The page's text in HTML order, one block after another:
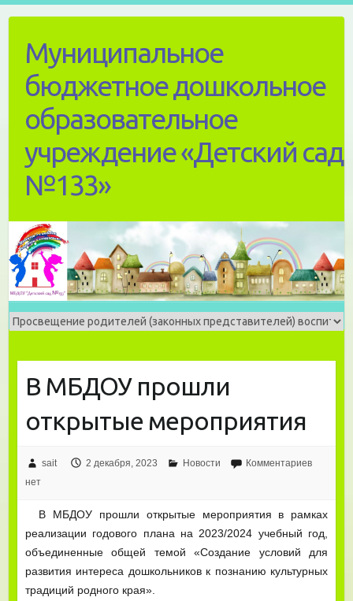
contentМуниципальное
бюджетное дошкольное
образовательное
учреждение «Детский сад
№133»
В МБДОУ прошли
открытые мероприятия
sait 2 декабря, 2023 Новости
Комментариев
нет
В МБДОУ прошли открытые мероприятия в рамках
реализации годового плана на 2023/2024 учебный год,
объединенные общей темой «Создание условий для
развития интереса дошкольников к познанию культурных
традиций родного края».